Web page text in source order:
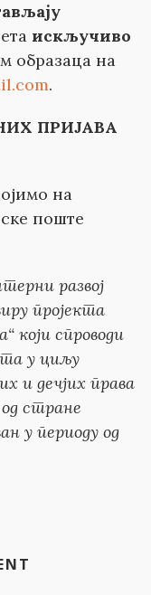
љају
искључиво
образаца на
.
ПРИЈАВА
на
поште
развој
пројекта
који спроводи
у циљу
и дечјих права
стране
у периоду од